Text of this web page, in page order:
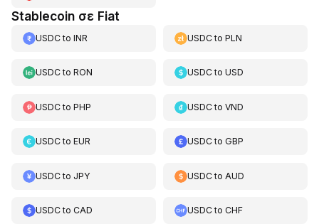
Stablecoin σε Fiat
USDCto INR USDCtoPLN
USDCto RON USDCtoUSD
USDCto PHP USDCtoVND
USDCto EUR USDCtoGBP
USDCto JPY USDCto AUD
USDCto CAD USDCtoCHF